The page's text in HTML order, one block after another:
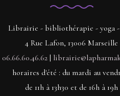
Librairie - bibliothérapie - yoga -
4 Rue Lafon, 13006 Marseille
06.66.60.46.62|
horaires d'été : du mardi au
de 11h à 13h30 et de 16h à 19h